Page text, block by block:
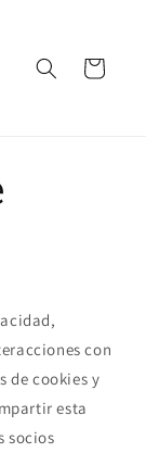
Carrito
con
de cookies y
esta
socios